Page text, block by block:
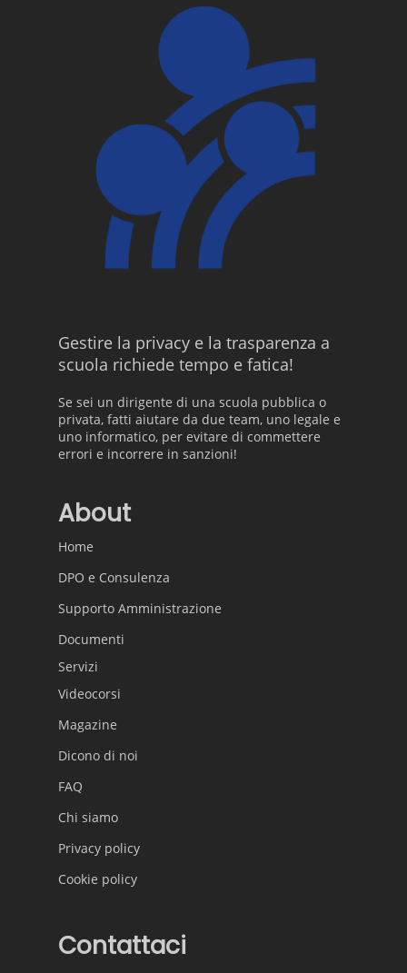
Gestire la privacy e la trasparenza a
scuola richiede tempo e fatica!
Se sei un dirigente di una scuola pubblica o
privata, fatti aiutare da due team, uno legale e
uno informatico, per evitare di commettere
errori e incorrere in sanzioni!
About
Home
DPO e Consulenza
Supporto Amministrazione
Documenti
Servizi
Videocorsi
Magazine
Dicono di noi
FAQ
Chi siamo
Privacy policy
Cookie policy
Contattaci